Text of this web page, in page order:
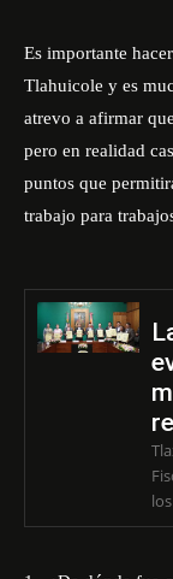
Es importante
Tlahuicole y es
atrevo a afirmar
pero en realidad
puntos que
trabajo para